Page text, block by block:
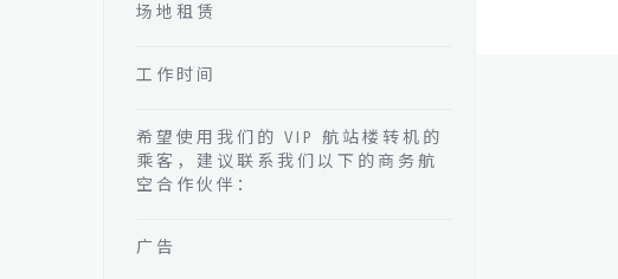
场地租赁
工作时间
希望使用我们的 VIP 航站楼转机的
乘客，建议联系我们以下的商务航
空合作伙伴：
广告